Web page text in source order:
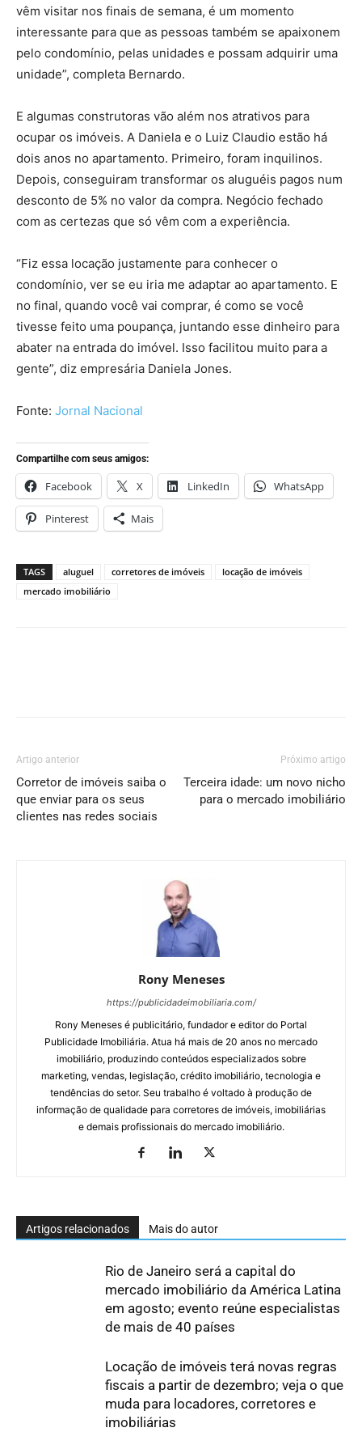
vêm visitar nos finais de semana, é um momento
interessante para que as pessoas também se apaixonem
pelo condomínio, pelas unidades e possam adquirir uma
unidade”, completa Bernardo.
E algumas construtoras vão além nos atrativos para
ocupar os imóveis. A Daniela e o Luiz Claudio estão há
dois anos no apartamento. Primeiro, foram inquilinos.
Depois, conseguiram transformar os aluguéis pagos num
desconto de 5% no valor da compra. Negócio fechado
com as certezas que só vêm com a experiência.
“Fiz essa locação justamente para conhecer o
condomínio, ver se eu iria me adaptar ao apartamento. E
no final, quando você vai comprar, é como se você
tivesse feito uma poupança, juntando esse dinheiro para
abater na entrada do imóvel. Isso facilitou muito para a
gente”, diz empresária Daniela Jones.
Fonte: Jornal Nacional
Compartilhe com seus amigos:
Facebook X LinkedIn WhatsApp
Pinterest Mais
TAGS aluguel corretores de imóveis
locação de imóveis
mercado imobiliário
Artigo anterior
Corretor de imóveis saiba o
que enviar para os seus
clientes nas redes sociais
Próximo artigo
Terceira idade: um novo nicho
para o mercado imobiliário
Rony Meneses
https://publicidadeimobiliaria.com/
Rony Meneses é publicitário, fundador e editor do Portal
Publicidade Imobiliária. Atua há mais de 20 anos no mercado
imobiliário, produzindo conteúdos especializados sobre
marketing, vendas, legislação, crédito imobiliário, tecnologia e
tendências do setor. Seu trabalho é voltado à produção de
informação de qualidade para corretores de imóveis, imobiliárias
e demais profissionais do mercado imobiliário.
Artigos relacionados Mais do autor
Rio de Janeiro será a capital do
mercado imobiliário da América Latina
em agosto; evento reúne especialistas
de mais de 40 países
Locação de imóveis terá novas regras
fiscais a partir de dezembro; veja o que
muda para locadores, corretores e
imobiliárias